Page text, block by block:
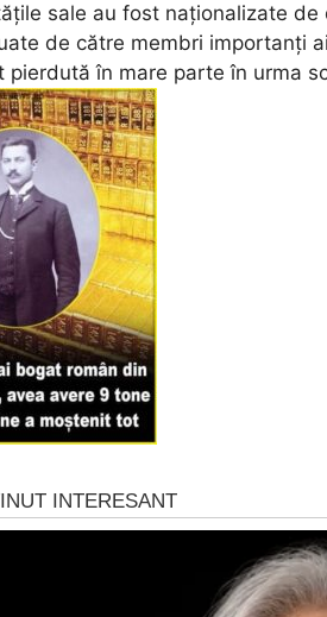
sale au fost naționalizate
de către membri importanți
pierdută în mare parte în urma